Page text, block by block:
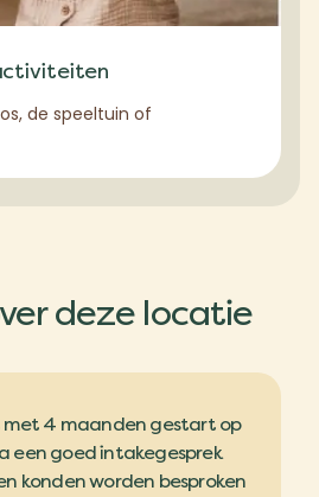
de speeltuin of
deze locatie
met 4 maanden gestart op
een goed intakegesprek
konden worden besproken